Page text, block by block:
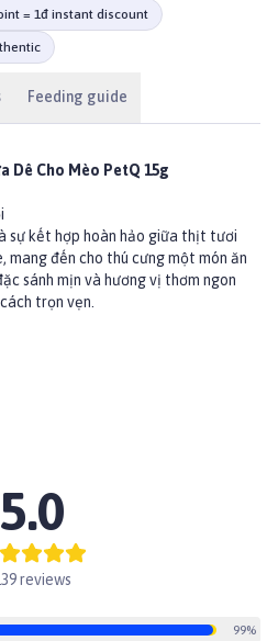
= 1đ instant discount
Feeding guide
Dê Cho Mèo PetQ 15g
sự kết hợp hoàn hảo giữa thịt tươi
mang đến cho thú cưng một món ăn
sánh mịn và hương vị thơm ngon
trọn vẹn.
thêm 6 loại vitamin và taurine
thoáng mát, tránh ánh nắng trực
dụng hết sản phẩm nhanh chóng
tủ lạnh
khi sử dụng xong bạn nên đóng
5.0
reviews
99%